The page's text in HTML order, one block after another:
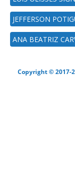
JEFFERSON
ANA BEATRIZ
Copyright © 2017-